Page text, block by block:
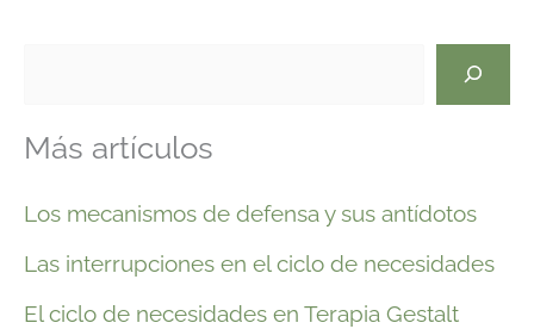
s
c
Más artículos
Los mecanismos de defensa y sus antídotos
Las interrupciones en el ciclo de necesidades
El ciclo de necesidades en Terapia Gestalt